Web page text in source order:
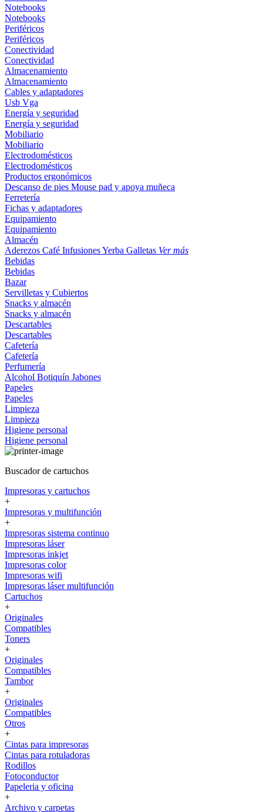
Notebooks
Notebooks
Periféricos
Periféricos
Conectividad
Conectividad
Almacenamiento
Almacenamiento
Cables y adaptadores
Usb Vga
Energía y seguridad
Energía y seguridad
Mobiliario
Mobiliario
Electrodomésticos
Electrodomésticos
Productos ergonómicos
Descanso de pies Mouse pad y apoya muñeca
Ferretería
Fichas y adaptadores
Equipamiento
Equipamiento
Almacén
Aderezos Café InfusionesYerba Galletas Ver más
Bebidas
Bebidas
Bazar
Servilletas y Cubiertos
Snacks y almacén
Snacks y almacén
Descartables
Descartables
Cafetería
Cafetería
Perfumería
Alcohol Botiquín Jabones
Papeles
Papeles
Limpieza
Limpieza
Higiene personal
Higiene personal
Buscador de cartuchos
Impresoras y cartuchos
+
Impresoras y multifunción
+
Impresoras sistema continuo
Impresoras láser
Impresoras inkjet
Impresoras color
Impresoras wifi
Impresoras láser multifunción
Cartuchos
+
Originales
Compatibles
Toners
+
Originales
Compatibles
Tambor
+
Originales
Compatibles
Otros
+
Cintas para impresoras
Cintas para rotuladoras
Rodillos
Fotoconductor
Papeleria y oficina
+
Archivo y carpetas